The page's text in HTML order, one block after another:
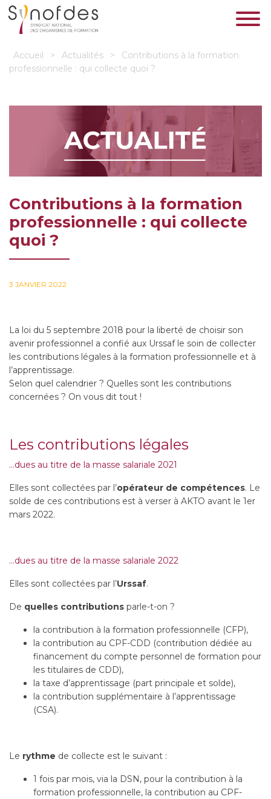
Accueil > Actualités >
Contributions à la formation
professionnelle : qui collecte quoi ?
Contributions à la formation
professionnelle : qui collecte
quoi ?
3 JANVIER 2022
La loi du 5 septembre 2018 pour la liberté de choisir son
avenir professionnel a confié aux Urssaf le soin de collecter
les contributions légales à la formation professionnelle et à
l’apprentissage.
Selon quel calendrier ? Quelles sont les contributions
concernées ? On vous dit tout !
Les contributions légales
…dues au titre de la masse salariale 2021
Elles sont collectées par l’opérateur de compétences. Le
solde de ces contributions est à verser à AKTO avant le 1er
mars 2022.
…dues au titre de la masse salariale 2022
Elles sont collectées par l’Urssaf.
De quelles contributions parle-t-on ?
la contribution à la formation professionnelle (CFP),
la contribution au CPF-CDD (contribution dédiée au
financement du compte personnel de formation pour
les titulaires de CDD),
la taxe d’apprentissage (part principale et solde),
la contribution supplémentaire à l’apprentissage
(CSA).
Le rythme de collecte est le suivant :
1 fois par mois, via la DSN, pour la contribution à la
formation professionnelle, la contribution au CPF-